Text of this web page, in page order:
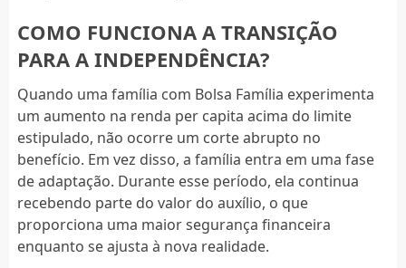
COMO FUNCIONA A TRANSIÇÃO
PARA A INDEPENDÊNCIA?
Quando uma família com Bolsa Família experimenta
um aumento na renda per capita acima do limite
estipulado, não ocorre um corte abrupto no
benefício. Em vez disso, a família entra em uma fase
de adaptação. Durante esse período, ela continua
recebendo parte do valor do auxílio, o que
proporciona uma maior segurança financeira
enquanto se ajusta à nova realidade.